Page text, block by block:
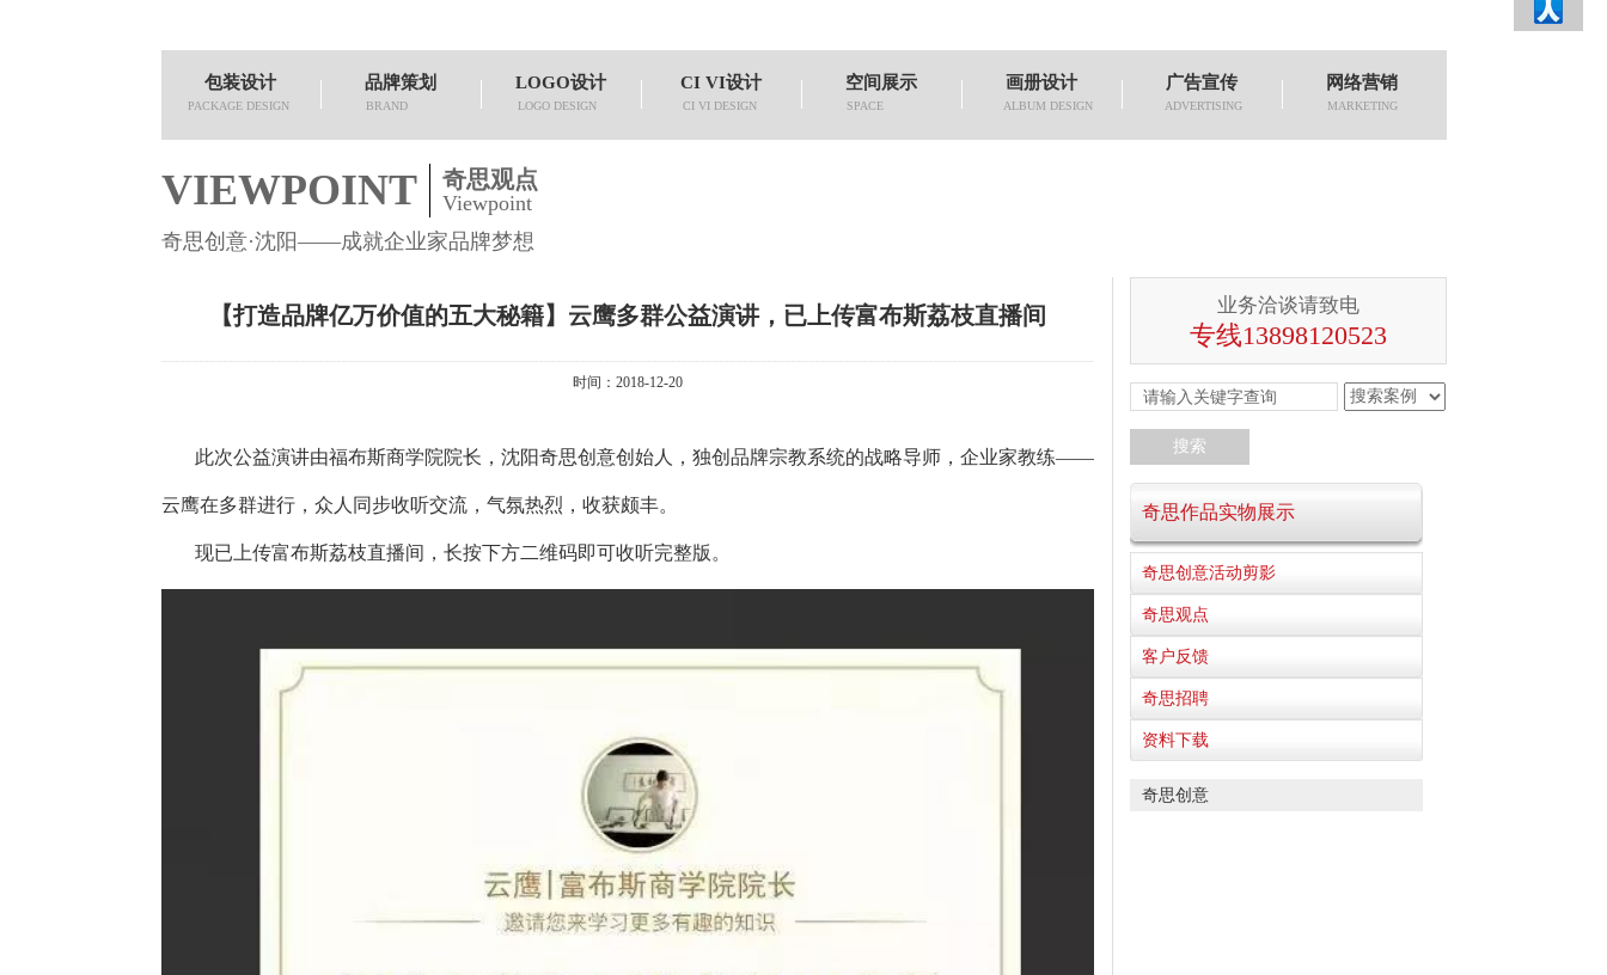
包装设计
PACKAGE DESIGN
品牌策划
BRAND
LOGO设计
LOGO DESIGN
CI VI设计
CI VI DESIGN
空间展示
SPACE
画册设计
ALBUM DESIGN
广告宣传
ADVERTISING
网络营销
MARKETING
VIEWPOINT 奇思观点
Viewpoint
奇思创意·沈阳——成就企业家品牌梦想
【打造品牌亿万价值的五大秘籍】云鹰多群公益演讲，已上传富布斯荔枝直播间
时间：2018-12-20
此次公益演讲由福布斯商学院院长，沈阳奇思创意创始人，独创品牌宗教系统的战略导师，企业家教练——
云鹰在多群进行，众人同步收听交流，气氛热烈，收获颇丰。
现已上传富布斯荔枝直播间，长按下方二维码即可收听完整版。
业务洽谈请致电
专线13898120523
奇思作品实物展示
奇思创意活动剪影
奇思观点
客户反馈
奇思招聘
资料下载
奇思创意